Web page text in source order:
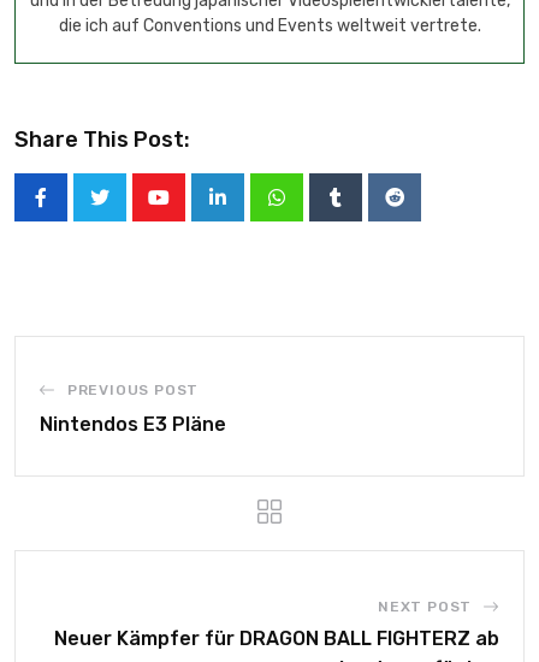
die ich auf Conventions und Events weltweit vertrete.
Share This Post:
PREVIOUS POST
Nintendos E3 Pläne
NEXT POST
Neuer Kämpfer für DRAGON BALL FIGHTERZ ab